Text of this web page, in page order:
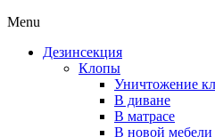
Menu
Дезинсекция
Клопы
Уничтожение
В диване
В матрасе
В новой мебели